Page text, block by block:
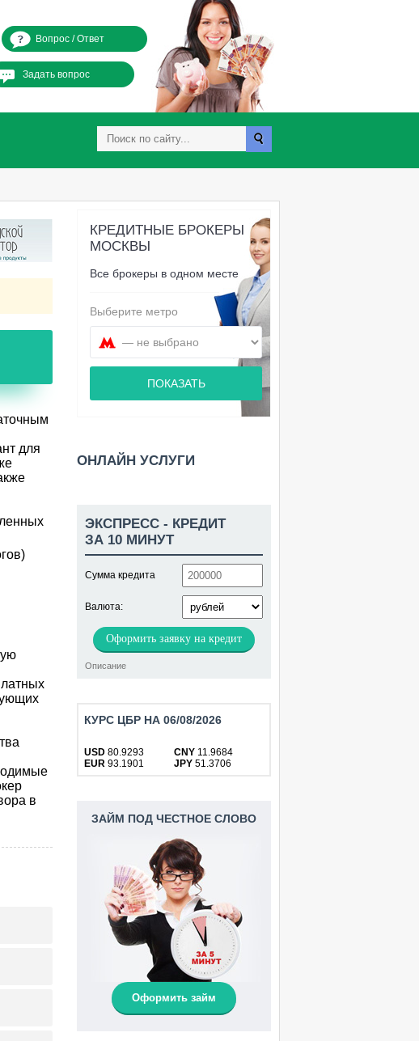
Вопрос / Ответ
Задать вопрос
для
в
КРЕДИТНЫЕ БРОКЕРЫ
МОСКВЫ
Все брокеры в одном месте
Выберите метро
ПОКАЗАТЬ
ОНЛАЙН УСЛУГИ
ЭКСПРЕСС - КРЕДИТ
ЗА 10 МИНУТ
Сумма кредита
Валюта:
Оформить заявку на кредит
Описание
КУРС ЦБР НА 06/08/2026
USD 80.9293 CNY 11.9684
EUR 93.1901 JPY 51.3706
ЗАЙМ ПОД ЧЕСТНОЕ СЛОВО
Оформить займ